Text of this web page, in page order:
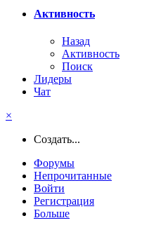
Активность
Назад
Активность
Поиск
Лидеры
Чат
×
Создать...
Форумы
Непрочитанные
Войти
Регистрация
Больше